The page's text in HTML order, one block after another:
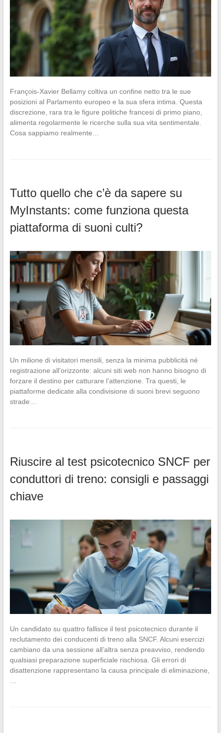
François-Xavier Bellamy coltiva un confine netto tra le sue
posizioni al Parlamento europeo e la sua sfera intima. Questa
discrezione, rara tra le figure politiche francesi di primo piano,
alimenta regolarmente le ricerche sulla sua vita sentimentale.
Cosa sappiamo realmente…
Tutto quello che c’è da sapere su
MyInstants: come funziona questa
piattaforma di suoni culti?
Un milione di visitatori mensili, senza la minima pubblicità né
registrazione all’orizzonte: alcuni siti web non hanno bisogno di
forzare il destino per catturare l’attenzione. Tra questi, le
piattaforme dedicate alla condivisione di suoni brevi seguono
strade…
Riuscire al test psicotecnico SNCF per
conduttori di treno: consigli e passaggi
chiave
Un candidato su quattro fallisce il test psicotecnico durante il
reclutamento dei conducenti di treno alla SNCF. Alcuni esercizi
cambiano da una sessione all’altra senza preavviso, rendendo
qualsiasi preparazione superficiale rischiosa. Gli errori di
disattenzione rappresentano la causa principale di eliminazione,